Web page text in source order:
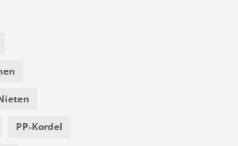
PP-Kordel